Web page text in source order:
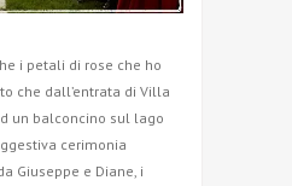
i petali di rose che ho
che dall’entrata di Villa
un balconcino sul lago
cerimonia
Giuseppe e Diane, i